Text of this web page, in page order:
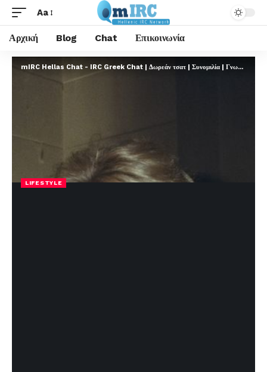
Aa
Αρχική Blog Chat Επικοινωνία
mIRC Hellas Chat - IRC Greek Chat | Δωρεάν τσατ | Συνομιλία | Γνωριμίες | FREE
LIFESTYLE